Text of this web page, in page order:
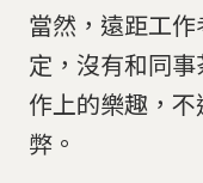
當然，遠距工
定，沒有和同
作上的樂趣，
弊。